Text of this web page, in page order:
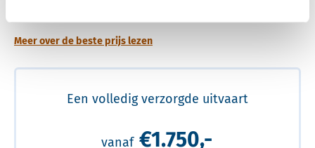
Meer over de beste prijs lezen
Een volledig verzorgde uitvaart
vanaf €1.750,-